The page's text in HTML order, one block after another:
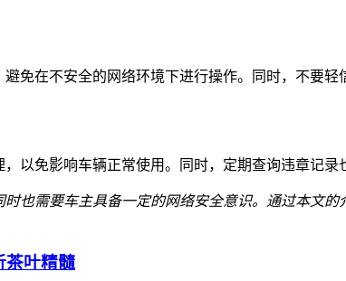
免在不安全的网络环境下进行操作。同时，不要轻
以免影响车辆正常使用。同时，定期查询违章记录
也需要车主具备一定的网络安全意识。通过本文
茶叶精髓